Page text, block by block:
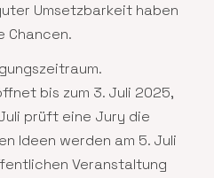
Umsetzbarkeit haben
Chancen.
bis zum 3. Juli 2025,
prüft eine Jury die
Ideen werden am 5. Juli
Veranstaltung